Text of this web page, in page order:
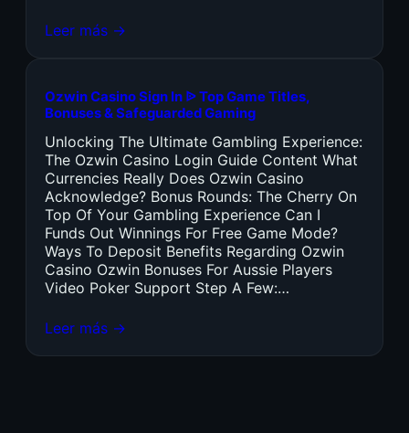
Leer más →
Ozwin Casino Sign In ᐉ Top Game Titles,
Bonuses & Safeguarded Gaming
Unlocking The Ultimate Gambling Experience:
The Ozwin Casino Login Guide Content What
Currencies Really Does Ozwin Casino
Acknowledge? Bonus Rounds: The Cherry On
Top Of Your Gambling Experience Can I
Funds Out Winnings For Free Game Mode?
Ways To Deposit Benefits Regarding Ozwin
Casino Ozwin Bonuses For Aussie Players
Video Poker Support Step A Few:…
Leer más →